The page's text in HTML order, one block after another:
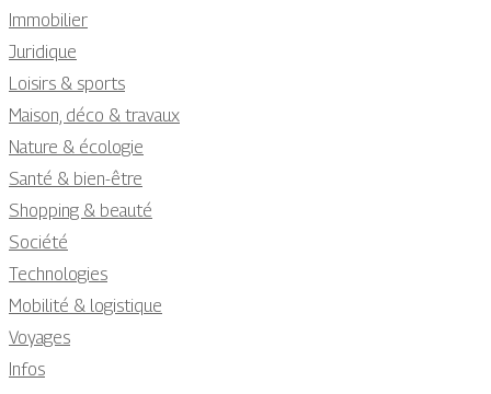
Immobilier
Juridique
Loisirs & sports
Maison, déco & travaux
Nature & écologie
Santé & bien-être
Shopping & beauté
Société
Technologies
Mobilité & logistique
Voyages
Infos